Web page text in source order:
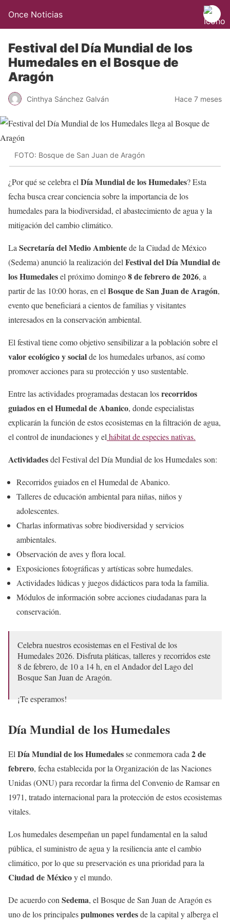
Once Noticias
Festival del Día Mundial de los
Humedales en el Bosque de
Aragón
Cinthya Sánchez Galván Hace 7 meses
FOTO: Bosque de San Juan de Aragón
¿Por qué se celebra el Día Mundial de los Humedales? Esta
fecha busca crear conciencia sobre la importancia de los
humedales para la biodiversidad, el abastecimiento de agua y la
mitigación del cambio climático.
La Secretaría del Medio Ambientede la Ciudad de México
(Sedema) anunció la realización del Festival del Día Mundial de
los Humedalesel próximo domingo8 de febrero de 2026, a
partir de las 10:00 horas, en el Bosque de San Juan de Aragón,
evento que beneficiará a cientos de familias y visitantes
interesados en la conservación ambiental.
El festival tiene como objetivo sensibilizar a la población sobre el
valor ecológico y socialde los humedales urbanos, así como
promover acciones para su protección y uso sustentable.
Entre las actividades programadas destacan losrecorridos
guiados en el Humedal de Abanico, donde especialistas
explicarán la función de estos ecosistemas en la filtración de agua,
el control de inundaciones y el hábitat de especies nativas.
Actividadesdel Festival del Día Mundial de los Humedales son:
Recorridos guiados en el Humedal de Abanico.
Talleres de educación ambiental para niñas, niños y
adolescentes.
Charlas informativas sobre biodiversidad y servicios
ambientales.
Observación de aves y flora local.
Exposiciones fotográficas y artísticas sobre humedales.
Actividades lúdicas y juegos didácticos para toda la familia.
Módulos de información sobre acciones ciudadanas para la
conservación.
Celebra nuestros ecosistemas en el Festival de los
Humedales 2026. Disfruta pláticas, talleres y recorridos este
8 de febrero, de 10 a 14 h, en el Andador del Lago del
Bosque San Juan de Aragón.
¡Te esperamos!
pic.twitter.com/jQ7qzj7GAJ
— Secretaría del Medio Ambiente (@SEDEMA_CDMX)
January 27, 2026
Día Mundial de los Humedales
El Día Mundial de los Humedalesse conmemora cada 2 de
febrero, fecha establecida por la Organización de las Naciones
Unidas (ONU) para recordar la firma del Convenio de Ramsar en
1971, tratado internacional para la protección de estos ecosistemas
vitales.
Los humedales desempeñan un papel fundamental en la salud
pública, el suministro de agua y la resiliencia ante el cambio
climático, por lo que su preservación es una prioridad para la
Ciudad de Méxicoy el mundo.
De acuerdo con Sedema, el Bosque de San Juan de Aragón es
uno de los principalespulmones verdesde la capital y alberga el